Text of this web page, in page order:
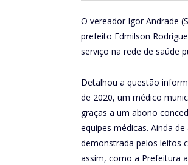
O vereador Igor Andrade
prefeito Edmilson
serviço na rede de saúde
Detalhou a questão
de 2020, um médico
graças a um abono
equipes médicas. Ainda
demonstrada pelos leitos
assim, como a Prefeitura